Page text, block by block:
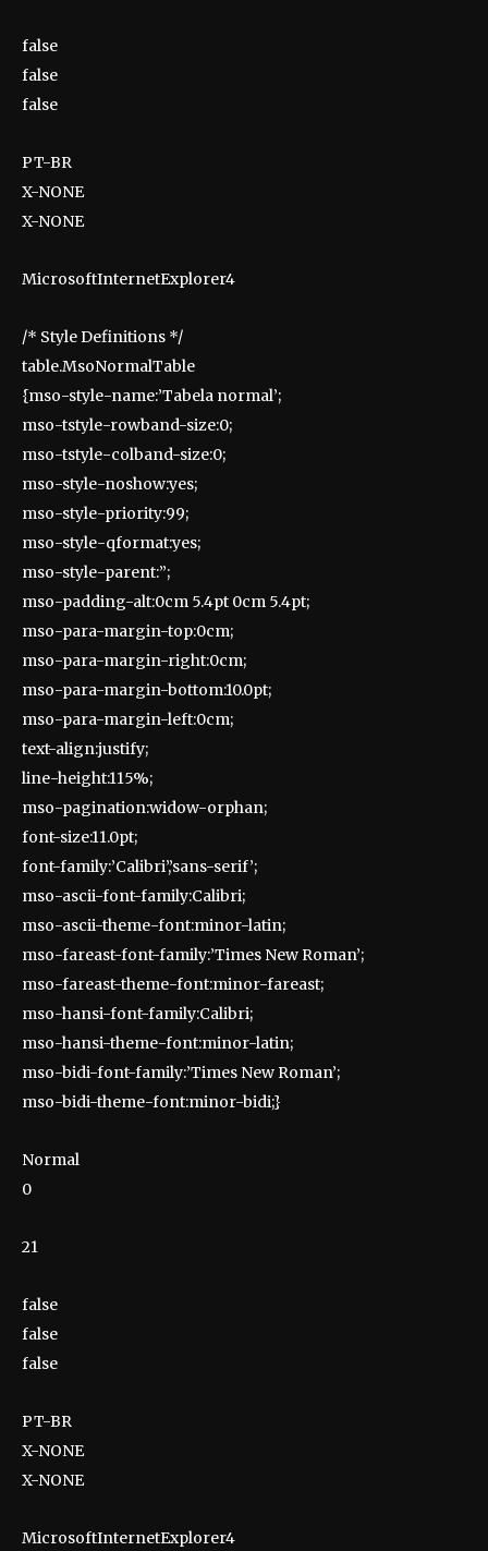
false
false
false
PT-BR
X-NONE
X-NONE
MicrosoftInternetExplorer4
/* Style Definitions */
table.MsoNormalTable
{mso-style-name:’Tabela normal’;
mso-tstyle-rowband-size:0;
mso-tstyle-colband-size:0;
mso-style-noshow:yes;
mso-style-priority:99;
mso-style-qformat:yes;
mso-style-parent:”;
mso-padding-alt:0cm 5.4pt 0cm 5.4pt;
mso-para-margin-top:0cm;
mso-para-margin-right:0cm;
mso-para-margin-bottom:10.0pt;
mso-para-margin-left:0cm;
text-align:justify;
line-height:115%;
mso-pagination:widow-orphan;
font-size:11.0pt;
font-family:’Calibri’,’sans-serif’;
mso-ascii-font-family:Calibri;
mso-ascii-theme-font:minor-latin;
mso-fareast-font-family:’Times New Roman’;
mso-fareast-theme-font:minor-fareast;
mso-hansi-font-family:Calibri;
mso-hansi-theme-font:minor-latin;
mso-bidi-font-family:’Times New Roman’;
mso-bidi-theme-font:minor-bidi;}
Normal
0
21
false
false
false
PT-BR
X-NONE
X-NONE
MicrosoftInternetExplorer4